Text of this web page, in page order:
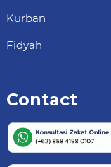
Kurban
Fidyah
Contact